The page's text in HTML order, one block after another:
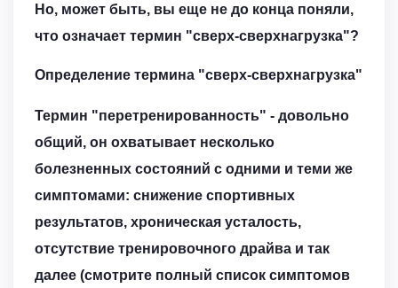
Но, может быть, вы еще не до конца поняли,
что означает термин "сверх-сверхнагрузка"?
Определение термина "сверх-сверхнагрузка"
Термин "перетренированность" - довольно
общий, он охватывает несколько
болезненных состояний с одними и теми же
симптомами: снижение спортивных
результатов, хроническая усталость,
отсутствие тренировочного драйва и так
далее (смотрите полный список симптомов